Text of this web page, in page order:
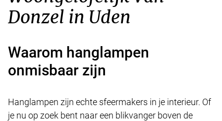
Donzel in Uden
Waarom hanglampen
onmisbaar zijn
Hanglampen zijn echte sfeermakers in je interieur. Of
je nu op zoek bent naar een blikvanger boven de